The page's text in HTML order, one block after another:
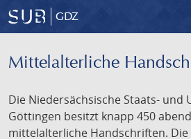
GDZ
Mittelalterliche
Die Niedersächsische Staats-
Göttingen besitzt knapp 450
mittelalterliche Handschriften.